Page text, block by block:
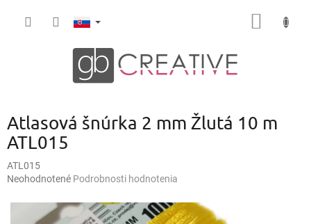
Atlasová šnúrka 2 mm Žlutá 10 m
ATL015
ATL015
Priemerné
produktu
Neohodnotené Podrobnosti hodnotenia